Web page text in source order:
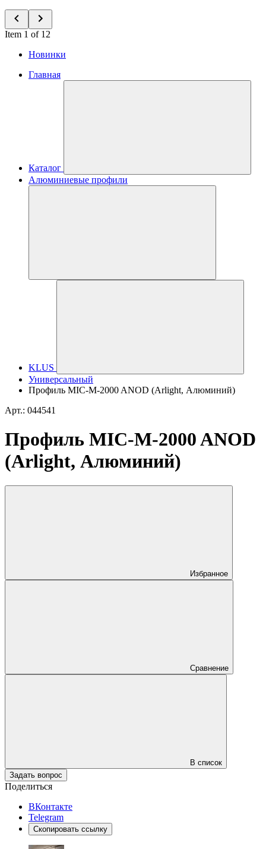
Item 1 of 12
Новинки
Главная
Каталог
Алюминиевые профили
KLUS
Универсальный
Профиль MIC-M-2000 ANOD (Arlight, Алюминий)
Арт.: 044541
Профиль MIC-M-2000 ANOD
(Arlight, Алюминий)
Избранное
Сравнение
В список
Задать вопрос
Поделиться
ВКонтакте
Telegram
Скопировать ссылку